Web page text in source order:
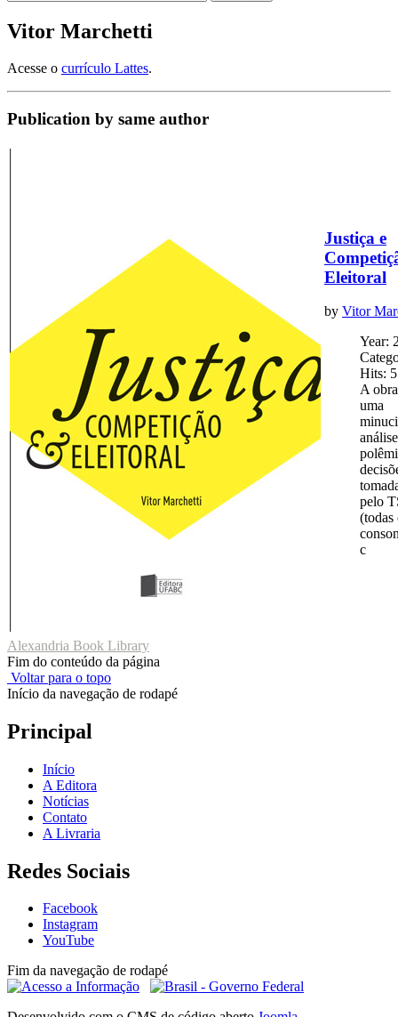
Vitor Marchetti
Acesse o currículo Lattes.
Publication by same author
Justiça e
Eleitoral
by Vitor
Year:
Hits:
A
uma
pelo
(todas
c
Alexandria Book Library
Fim do conteúdo da página
Voltar para o topo
Início da navegação de rodapé
Principal
Início
A Editora
Notícias
Contato
A Livraria
Redes Sociais
Facebook
Instagram
YouTube
Fim da navegação de rodapé